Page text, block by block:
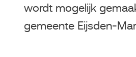
wordt mogelijk
gemeente Eijsden-